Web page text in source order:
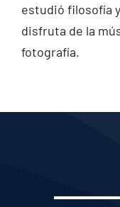
estudió filosofía
disfruta de la
fotografía.